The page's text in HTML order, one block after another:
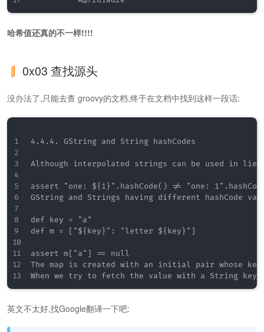
哈希值还真的不一样!!!!
0x03 查找源头
没办法了,只能去查 groovy的文档,终于在文档中找到这样一段话:
4.4.4. GString and String hashCodes
Although interpolated strings can be used in
assert "one: ${1}".hashCode() != "one:
GString and Strings having different hashCode
def key = "a"
def m = ["${key}": "letter ${key}"]
assert m["a"] == null
The map is created with an initial pair whose
英文不太好,找Google翻译一下吧: